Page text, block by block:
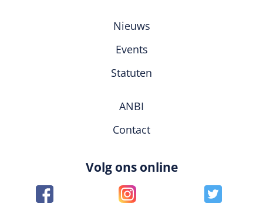
Nieuws
Events
Statuten
ANBI
Contact
Volg ons online